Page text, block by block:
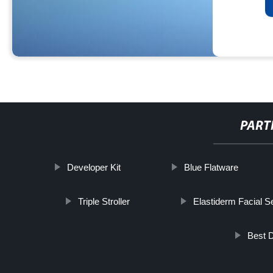
Developer Kit Blue Flatware
Triple Stroller Elastiderm Facial
Best